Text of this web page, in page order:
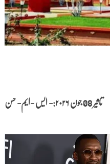
تاثیر 08 جون ۲۰۲۶:- ایس -ایم- حسن